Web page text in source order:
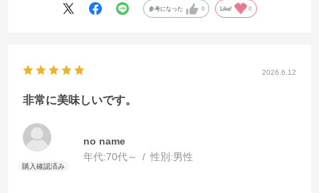
参考になった 0 Like! 0
2026.6.12
非常に美味しいです。
no name
年代:70代～ 性別:男性